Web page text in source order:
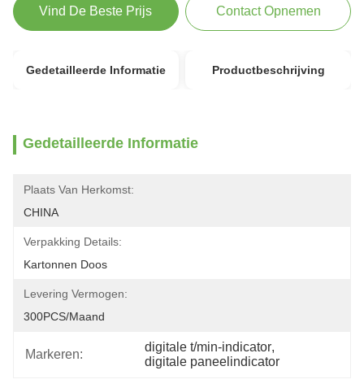
Vind De Beste Prijs Contact Opnemen
Gedetailleerde Informatie Productbeschrijving
Gedetailleerde Informatie
Plaats Van Herkomst:
CHINA
Verpakking Details:
Kartonnen Doos
Levering Vermogen:
300PCS/maand
Markeren:
digitale t/min-indicator,
digitale paneelindicator